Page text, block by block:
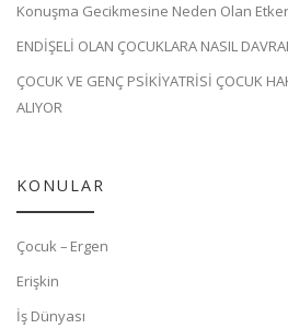
Konuşma Gecikmesine Neden Olan
ENDİŞELİ OLAN ÇOCUKLARA NASIL
ÇOCUK VE GENÇ PSİKİYATRİSİ ÇOCUK
ALIYOR
KONULAR
Çocuk – Ergen
Erişkin
İş Dünyası